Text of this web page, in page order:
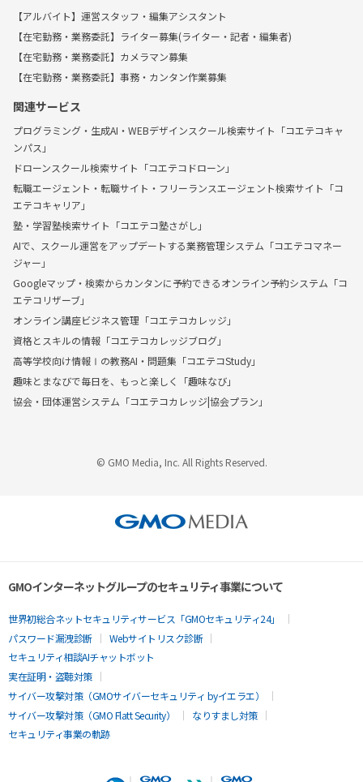
【アルバイト】運営スタッフ・編集アシスタント
【在宅勤務・業務委託】ライター募集(ライター・記者・編集者)
【在宅勤務・業務委託】カメラマン募集
【在宅勤務・業務委託】事務・カンタン作業募集
関連サービス
プログラミング・生成AI・WEBデザインスクール検索サイト「コエテコキャ
ンパス」
ドローンスクール検索サイト「コエテコドローン」
転職エージェント・転職サイト・フリーランスエージェント検索サイト「コ
エテコキャリア」
塾・学習塾検索サイト「コエテコ塾さがし」
AIで、スクール運営をアップデートする業務管理システム「コエテコマネー
ジャー」
Googleマップ・検索からカンタンに予約できるオンライン予約システム「コ
エテコリザーブ」
オンライン講座ビジネス管理「コエテコカレッジ」
資格とスキルの情報「コエテコカレッジブログ」
高等学校向け情報Ⅰの教務AI・問題集「コエテコStudy」
趣味とまなびで毎日を、もっと楽しく「趣味なび」
協会・団体運営システム「コエテコカレッジ|協会プラン」
© GMO Media, Inc. All Rights Reserved.
GMOインターネットグループのセキュリティ事業について
世界初総合ネットセキュリティサービス「GMOセキュリティ24」
パスワード漏洩診断
Webサイトリスク診断
セキュリティ相談AIチャットボット
実在証明・盗聴対策
サイバー攻撃対策（GMOサイバーセキュリティ byイエラエ）
サイバー攻撃対策（GMO Flatt Security）
なりすまし対策
セキュリティ事業の軌跡